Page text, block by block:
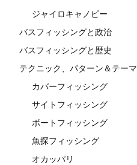
ジャイロキャノピー
バスフィッシングと政治
バスフィッシングと歴史
テクニック、パターン＆テーマ
カバーフィッシング
サイトフィッシング
ボートフィッシング
魚探フィッシング
オカッパリ